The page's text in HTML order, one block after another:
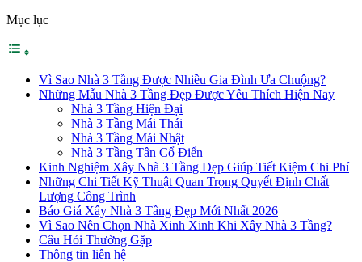
Mục lục
Vì Sao Nhà 3 Tầng Được Nhiều Gia Đình Ưa Chuộng?
Những Mẫu Nhà 3 Tầng Đẹp Được Yêu Thích Hiện Nay
Nhà 3 Tầng Hiện Đại
Nhà 3 Tầng Mái Thái
Nhà 3 Tầng Mái Nhật
Nhà 3 Tầng Tân Cổ Điển
Kinh Nghiệm Xây Nhà 3 Tầng Đẹp Giúp Tiết Kiệm Chi Phí
Những Chi Tiết Kỹ Thuật Quan Trọng Quyết Định Chất
Lượng Công Trình
Báo Giá Xây Nhà 3 Tầng Đẹp Mới Nhất 2026
Vì Sao Nên Chọn Nhà Xinh Xinh Khi Xây Nhà 3 Tầng?
Câu Hỏi Thường Gặp
Thông tin liên hệ